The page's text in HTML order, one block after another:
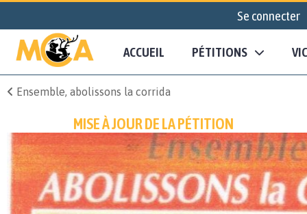
Se connecter
ACCUEIL PÉTITIONS
Ensemble, abolissons la corrida
MISE À JOUR DE LA PÉTITION